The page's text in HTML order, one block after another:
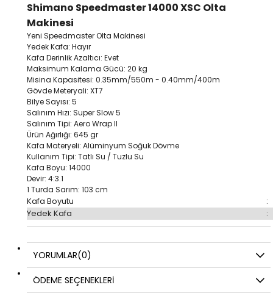
Shimano Speedmaster 14000 XSC Olta
Makinesi
Yeni Speedmaster Olta Makinesi
Yedek Kafa: Hayır
Kafa Derinlik Azaltıcı: Evet
Maksimum Kalama Gücü: 20 kg
Misina Kapasitesi: 0.35mm/550m - 0.40mm/400m
Gövde Meteryali: XT7
Bilye Sayısı: 5
Salınım Hızı: Super Slow 5
Salınım Tipi: Aero Wrap II
Ürün Ağırlığı: 645 gr
Kafa Materyeli: Alüminyum Soğuk Dövme
Kullanım Tipi: Tatlı Su / Tuzlu Su
Kafa Boyu: 14000
Devir: 4:3.1
1 Turda Sarım: 103 cm
Kafa Boyutu
:
Yedek Kafa
:
YORUMLAR(0)
ÖDEME SEÇENEKLERI